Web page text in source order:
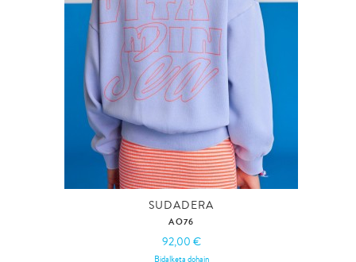
SUDADERA
AO76
92,00 €
Bidalketa dohain